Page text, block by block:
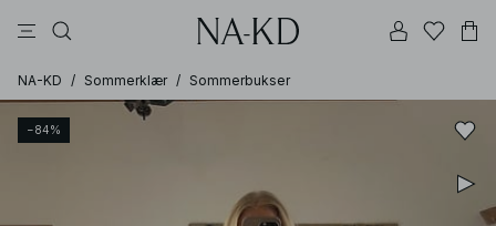
NA-KD / Sommerklær / Sommerbukser
−84%